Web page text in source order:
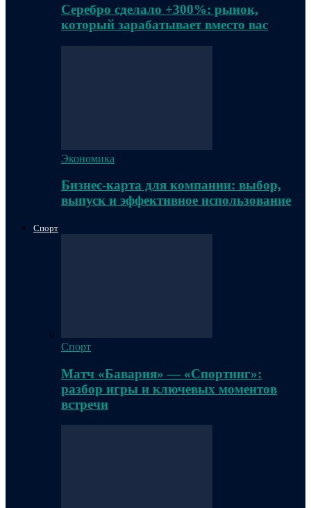
Серебро сделало +300%: рынок,
который зарабатывает вместо вас
Экономика
Бизнес-карта для компании: выбор,
выпуск и эффективное использование
Спорт
Спорт
Матч «Бавария» — «Спортинг»:
разбор игры и ключевых моментов
встречи